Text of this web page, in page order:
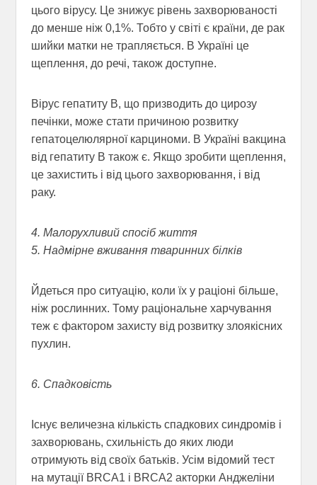
цього вірусу. Це знижує рівень захворюваності
до менше ніж 0,1%. Тобто у світі є країни, де рак
шийки матки не трапляється. В Україні це
щеплення, до речі, також доступне.
Вірус гепатиту B, що призводить до цирозу
печінки, може стати причиною розвитку
гепатоцелюлярної карциноми. В Україні вакцина
від гепатиту B також є. Якщо зробити щеплення,
це захистить і від цього захворювання, і від
раку.
4. Малорухливий спосіб життя
5. Надмірне вживання тваринних білків
Йдеться про ситуацію, коли їх у раціоні більше,
ніж рослинних. Тому раціональне харчування
теж є фактором захисту від розвитку злоякісних
пухлин.
6. Спадковість
Існує величезна кількість спадкових синдромів і
захворювань, схильність до яких люди
отримують від своїх батьків. Усім відомий тест
на мутації BRCA1 і BRCA2 акторки Анджеліни